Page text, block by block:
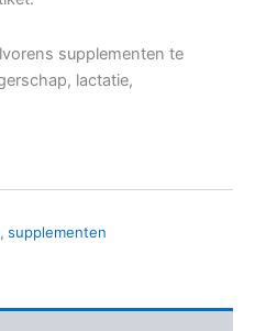
supplementen te
lactatie,
, supplementen